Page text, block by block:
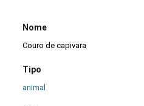
Nome
Couro de capivara
Tipo
animal